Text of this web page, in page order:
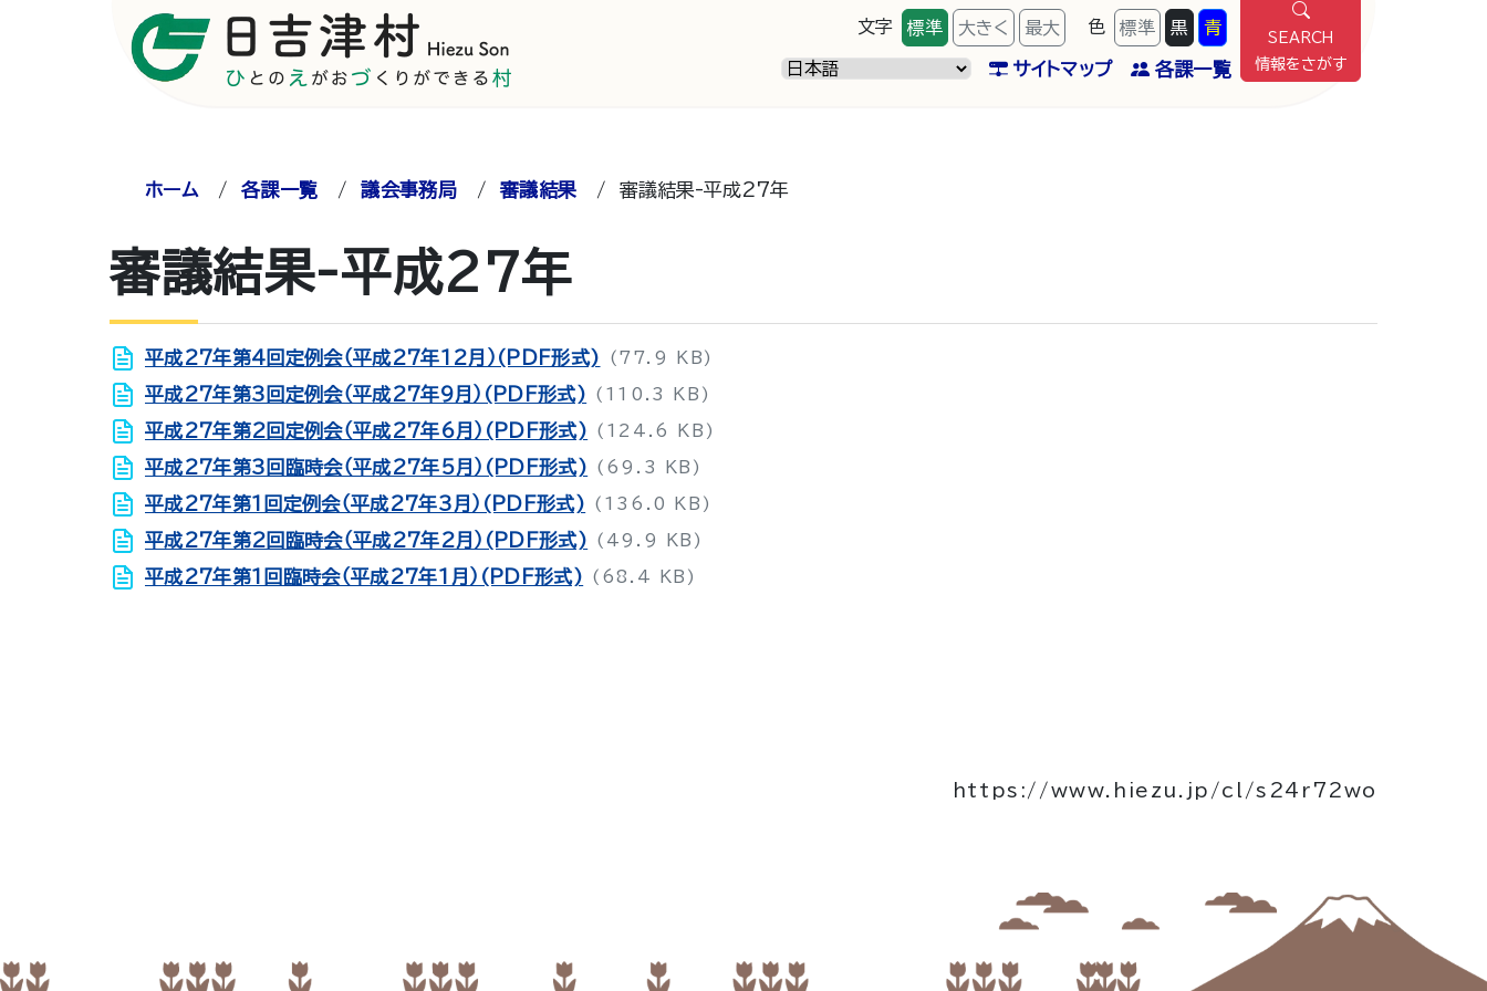
文字 標準 大きく 最大 色 標準 黒 青
サイトマップ 各課一覧
SEARCH
情報をさがす
ホーム /各課一覧 /議会事務局 /審議結果 /審議結果-平成27年
審議結果-平成27年
平成27年第4回定例会（平成27年12月）(PDF形式) (77.9 KB)
平成27年第3回定例会（平成27年9月）(PDF形式) (110.3 KB)
平成27年第2回定例会（平成27年6月）(PDF形式) (124.6 KB)
平成27年第3回臨時会（平成27年5月）(PDF形式) (69.3 KB)
平成27年第1回定例会（平成27年3月）(PDF形式) (136.0 KB)
平成27年第2回臨時会（平成27年2月）(PDF形式) (49.9 KB)
平成27年第1回臨時会（平成27年1月）(PDF形式) (68.4 KB)
https://www.hiezu.jp/cl/s24r72wo